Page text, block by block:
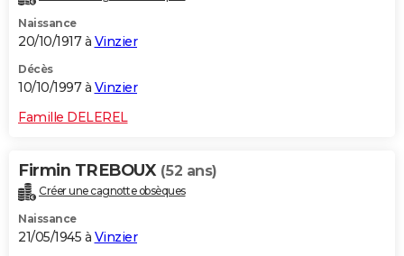
Naissance
20/10/1917 à Vinzier
Décès
10/10/1997 à Vinzier
Famille DELEREL
Firmin TREBOUX (52 ans)
Créer une cagnotte obsèques
Naissance
21/05/1945 à Vinzier